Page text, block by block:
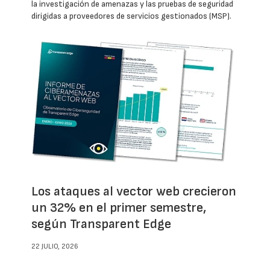
la investigación de amenazas y las pruebas de seguridad
dirigidas a proveedores de servicios gestionados (MSP).
Los ataques al vector web crecieron
un 32% en el primer semestre,
según Transparent Edge
22 JULIO, 2026